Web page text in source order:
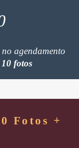
agendamento
fotos
Fotos +